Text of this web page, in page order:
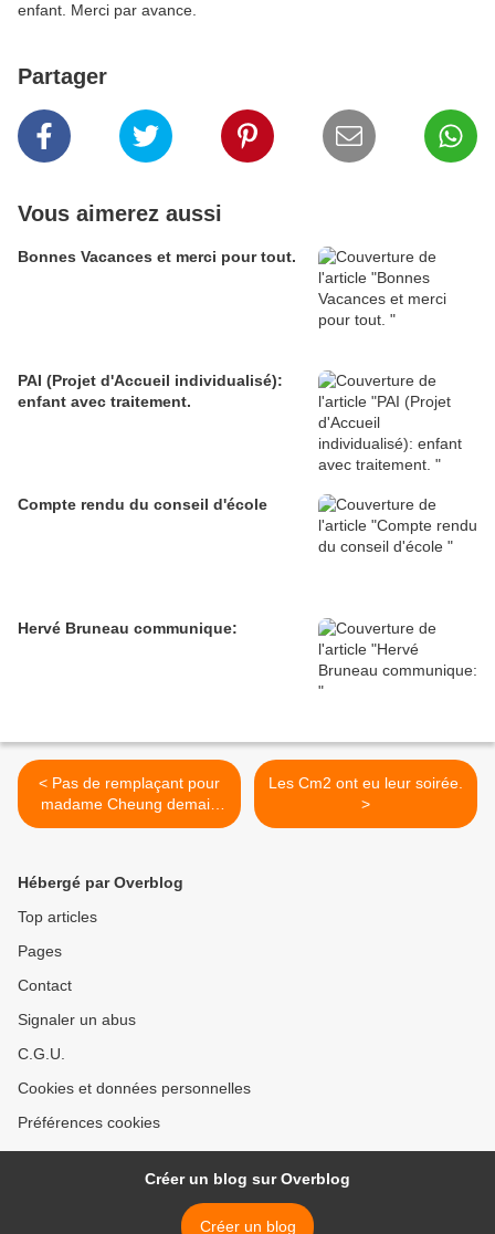
enfant. Merci par avance.
Partager
Vous aimerez aussi
Bonnes Vacances et merci pour tout.
PAI (Projet d'Accueil individualisé):
enfant avec traitement.
Compte rendu du conseil d'école
Hervé Bruneau communique:
< Pas de remplaçant pour
madame Cheung demain
matin.
Les Cm2 ont eu leur soirée.
>
Hébergé par Overblog
Top articles
Pages
Contact
Signaler un abus
C.G.U.
Cookies et données personnelles
Préférences cookies
Créer un blog sur Overblog
Créer un blog